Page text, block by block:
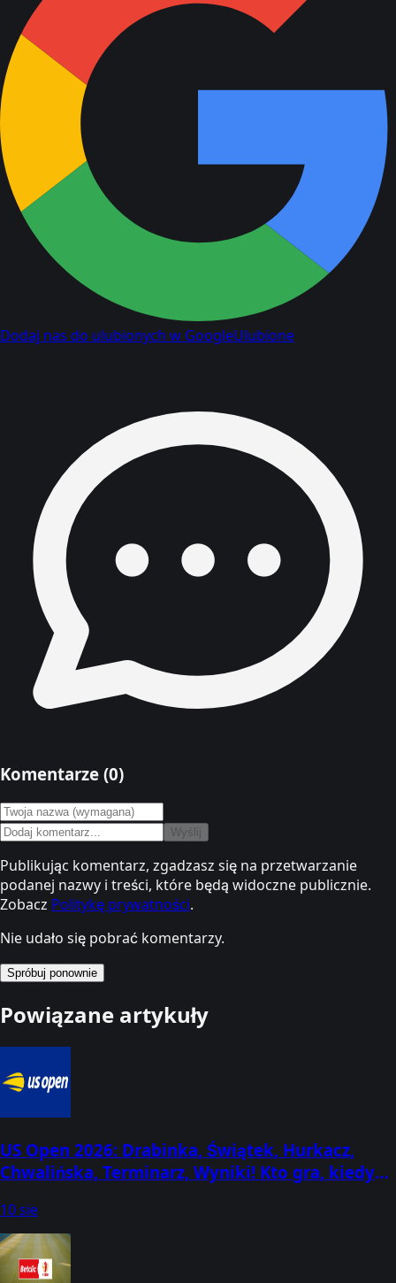
Dodaj nas do ulubionych w GoogleUlubione
Komentarze (0)
Wyślij
Publikując komentarz, zgadzasz się na przetwarzanie
podanej nazwy i treści, które będą widoczne publicznie.
Zobacz Politykę prywatności.
Nie udało się pobrać komentarzy.
Spróbuj ponownie
Powiązane artykuły
US Open 2026: Drabinka, Świątek, Hurkacz,
Chwalińska, Terminarz, Wyniki! Kto gra, kiedy
10 sie